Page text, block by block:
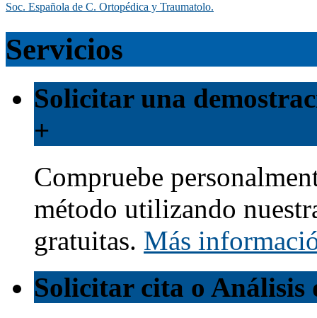
Soc. Española de C. Ortopédica y Traumatolo.
Servicios
Solicitar una
+
Compruebe
método utilizando
gratuitas. Más
Solicitar cita o Análisis